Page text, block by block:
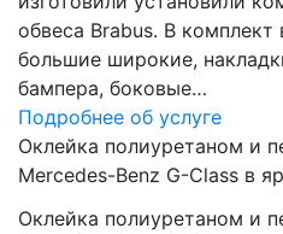
обвеса Brabus. В
большие широкие,
бампера, боковые…
Подробнее об услуге
Оклейка полиуретаном и
Mercedes-Benz G-Class в
Оклейка полиуретаном и